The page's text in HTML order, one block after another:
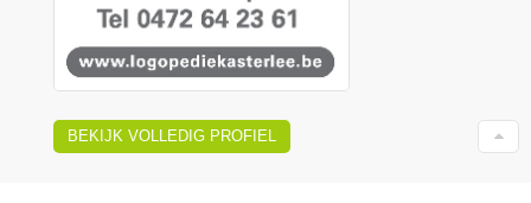
BEKIJK VOLLEDIG PROFIEL